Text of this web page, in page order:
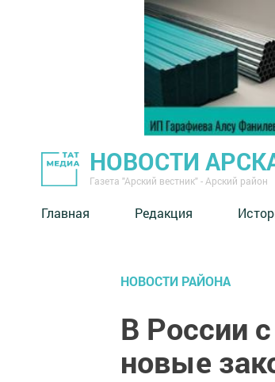
НОВОСТИ
Газета "Арский вестник" - Арский район
Главная Редакция
НОВОСТИ РАЙОНА
В России
новые